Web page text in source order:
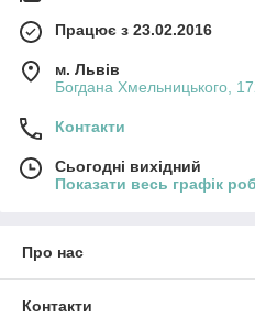
Працює з 23.02.2016
м. Львів
Богдана Хмельницького,
Контакти
Сьогодні вихідний
Показати весь графік
Про нас
Контакти